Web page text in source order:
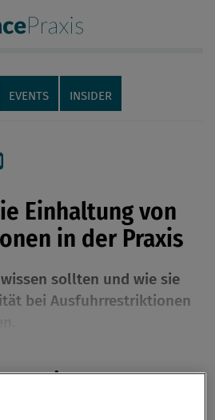
Praxis
EVENTS INSIDER
Einhaltung von
in der Praxis
sollten und wie sie
bei Ausfuhrrestriktionen
Premium